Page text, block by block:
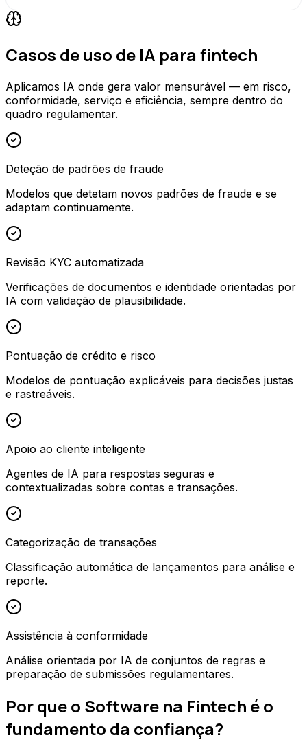
Casos de uso de IA para fintech
Aplicamos IA onde gera valor mensurável — em risco,
conformidade, serviço e eficiência, sempre dentro do
quadro regulamentar.
Deteção de padrões de fraude
Modelos que detetam novos padrões de fraude e se
adaptam continuamente.
Revisão KYC automatizada
Verificações de documentos e identidade orientadas por
IA com validação de plausibilidade.
Pontuação de crédito e risco
Modelos de pontuação explicáveis para decisões justas
e rastreáveis.
Apoio ao cliente inteligente
Agentes de IA para respostas seguras e
contextualizadas sobre contas e transações.
Categorização de transações
Classificação automática de lançamentos para análise e
reporte.
Assistência à conformidade
Análise orientada por IA de conjuntos de regras e
preparação de submissões regulamentares.
Por que o Software na Fintech é o
fundamento da confiança?